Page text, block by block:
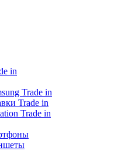
in
Trade in
Trade in
Trade in